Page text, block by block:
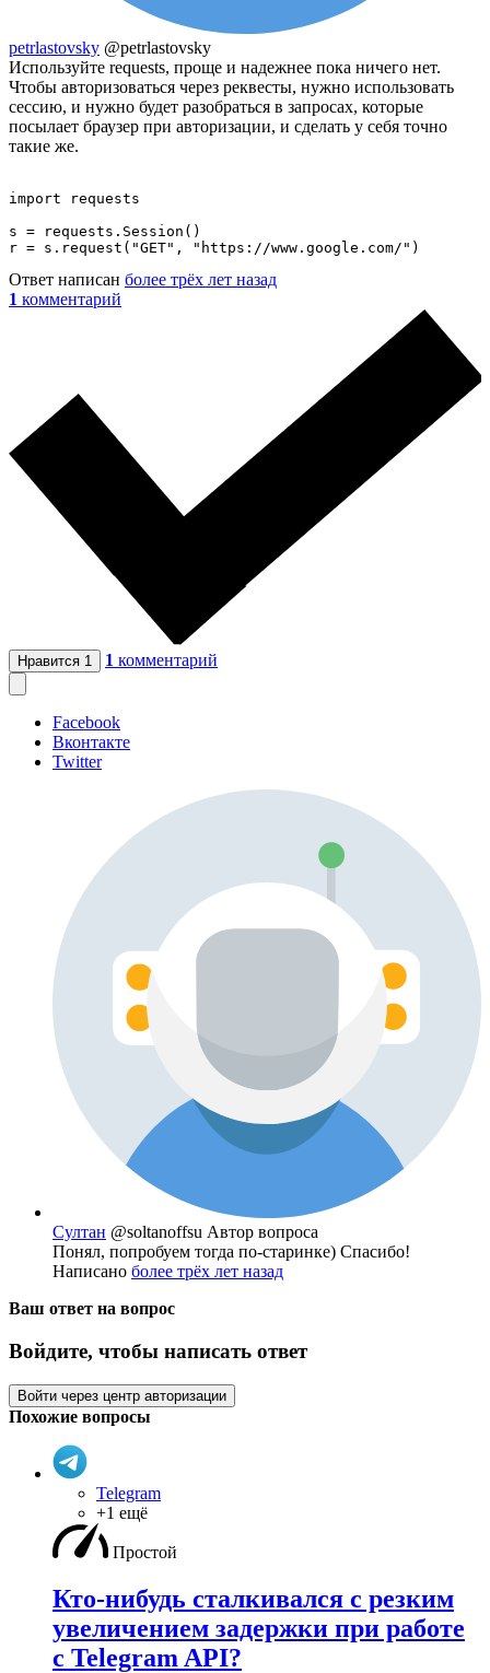
petrlastovsky @petrlastovsky
Используйте requests, проще и надежнее пока ничего нет.
Чтобы авторизоваться через реквесты, нужно использовать
сессию, и нужно будет разобраться в запросах, которые
посылает браузер при авторизации, и сделать у себя точно
такие же.
import requests
s = requests.Session()
r = s.request("GET", "https://www.google.com/")
Ответ написан более трёх лет назад
1 комментарий
Нравится 1 1 комментарий
Facebook
Вконтакте
Twitter
Султан @soltanoffsu Автор вопроса
Понял, попробуем тогда по-старинке) Спасибо!
Написано более трёх лет назад
Ваш ответ на вопрос
Войдите, чтобы написать ответ
Войти через центр авторизации
Похожие вопросы
Telegram
+1 ещё
Простой
Кто-нибудь сталкивался с резким
увеличением задержки при работе
с Telegram API?